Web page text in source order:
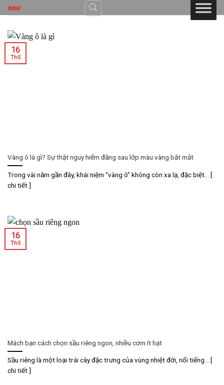
Skip
to
content
Vàng ô là gì? Sự thật nguy hiểm đằng sau lớp màu vàng bắt mắt
Trong vài năm gần đây, khái niệm “vàng ô” không còn xa lạ, đặc biệt... [
chi tiết ]
16
Th5
Mách bạn cách chọn sầu riêng ngon, nhiều cơm ít hạt
Sầu riêng là một loại trái cây đặc trưng của vùng nhiệt đới, nổi tiếng... [
chi tiết ]
16
Th5